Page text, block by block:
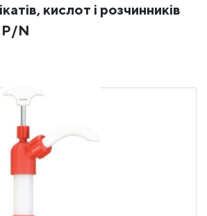
E-mail:
кислот і розчинників
N